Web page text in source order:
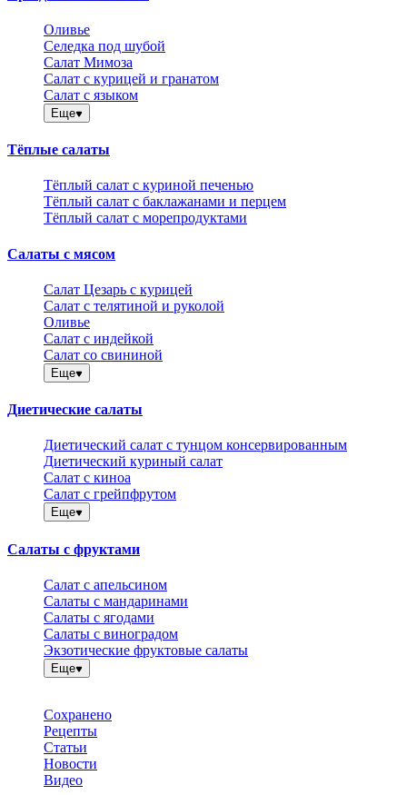
Оливье
Селедка под шубой
Салат Мимоза
Салат с курицей и гранатом
Салат с языком
Еще
Тёплые салаты
Тёплый салат с куриной печенью
Тёплый салат с баклажанами и перцем
Тёплый салат с морепродуктами
Салаты с мясом
Салат Цезарь с курицей
Салат с телятиной и руколой
Оливье
Салат с индейкой
Салат со свининой
Еще
Диетические салаты
Диетический салат с тунцом консервированным
Диетический куриный салат
Салат с киноа
Салат с грейпфрутом
Еще
Салаты с фруктами
Салат с апельсином
Салаты с мандаринами
Салаты с ягодами
Салаты с виноградом
Экзотические фруктовые салаты
Еще
Сохранено
Рецепты
Статьи
Новости
Видео